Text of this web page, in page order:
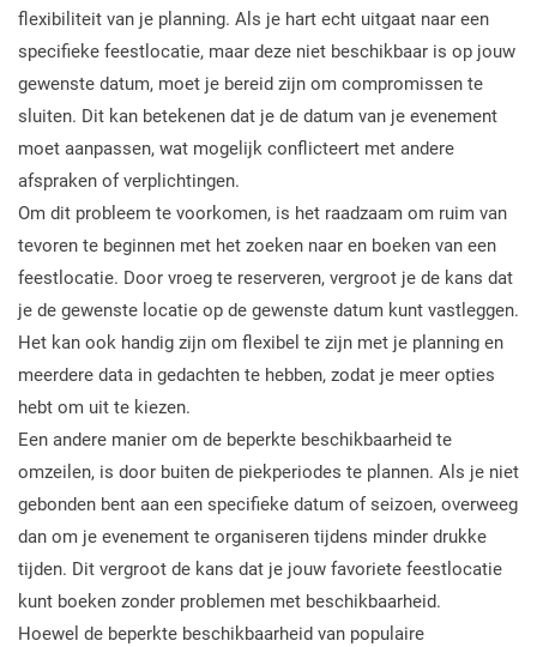
flexibiliteit van je planning. Als je hart echt uitgaat naar een
specifieke feestlocatie, maar deze niet beschikbaar is op jouw
gewenste datum, moet je bereid zijn om compromissen te
sluiten. Dit kan betekenen dat je de datum van je evenement
moet aanpassen, wat mogelijk conflicteert met andere
afspraken of verplichtingen.
Om dit probleem te voorkomen, is het raadzaam om ruim van
tevoren te beginnen met het zoeken naar en boeken van een
feestlocatie. Door vroeg te reserveren, vergroot je de kans dat
je de gewenste locatie op de gewenste datum kunt vastleggen.
Het kan ook handig zijn om flexibel te zijn met je planning en
meerdere data in gedachten te hebben, zodat je meer opties
hebt om uit te kiezen.
Een andere manier om de beperkte beschikbaarheid te
omzeilen, is door buiten de piekperiodes te plannen. Als je niet
gebonden bent aan een specifieke datum of seizoen, overweeg
dan om je evenement te organiseren tijdens minder drukke
tijden. Dit vergroot de kans dat je jouw favoriete feestlocatie
kunt boeken zonder problemen met beschikbaarheid.
Hoewel de beperkte beschikbaarheid van populaire